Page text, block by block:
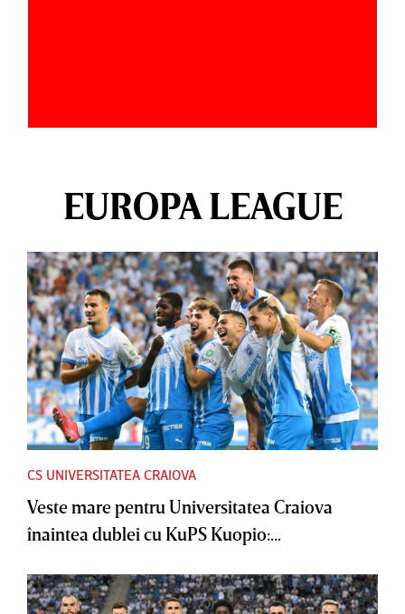
EUROPA LEAGUE
CS UNIVERSITATEA CRAIOVA
Veste mare pentru Universitatea Craiova
înaintea dublei cu KuPS Kuopio:...